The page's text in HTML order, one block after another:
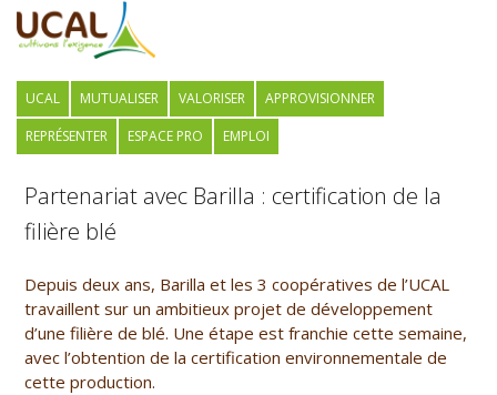
UCAL MUTUALISER VALORISER
APPROVISIONNER
REPRÉSENTER
ESPACE PRO EMPLOI
Partenariat avec Barilla : certification de la
filière blé
Depuis deux ans, Barilla et les 3 coopératives de l’UCAL
travaillent sur un ambitieux projet de développement
d’une filière de blé. Une étape est franchie cette semaine,
avec l’obtention de la certification environnementale de
cette production.